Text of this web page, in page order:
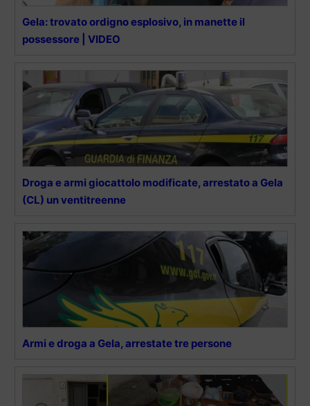
Gela: trovato ordigno esplosivo, in manette il
possessore | VIDEO
Droga e armi giocattolo modificate, arrestato a Gela
(CL) un ventitreenne
Armi e droga a Gela, arrestate tre persone